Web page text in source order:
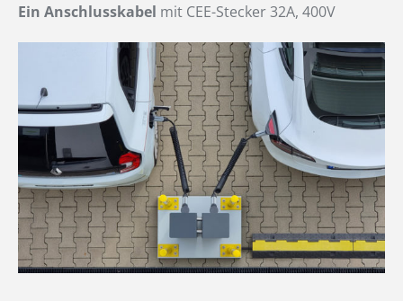
Ein Anschlusskabel mit CEE-Stecker 32A, 400V